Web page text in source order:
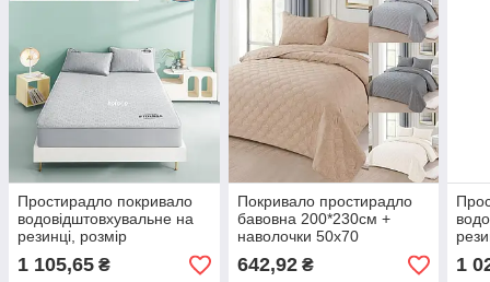
Простирадло покривало
водовідштовхувальне на
резинці, розмір
180х200+30 см з
наволочками 50х70
1 105,65 ₴
Покривало простирадло
бавовна 200*230см +
наволочки 50х70
642,92₴ 1